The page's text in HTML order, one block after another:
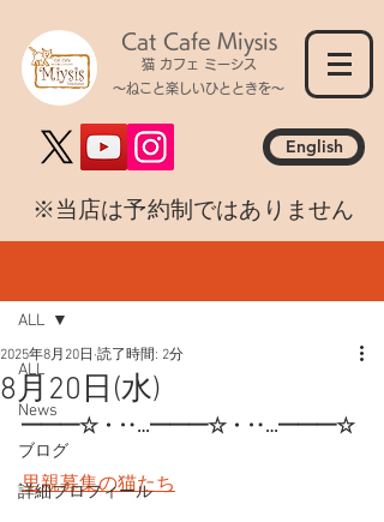
Cat Cafe Miysis
猫 カフェ ミーシス
～ねこと楽しいひとときを～
English
​※当店は予約制ではありません
ALL
News
ブログ
詳細プロフィール
ALL
8月20日(水)
2025年8月20日 読了時間: 2分
━━━☆・‥…━━━☆・‥…━━━☆
里親募集の猫たち